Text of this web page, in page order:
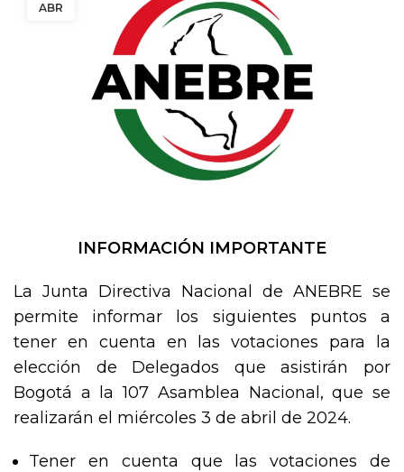
ABR
INFORMACIÓN IMPORTANTE
La Junta Directiva Nacional de ANEBRE se
permite informar los siguientes puntos a
tener en cuenta en las votaciones para la
elección de Delegados que asistirán por
Bogotá a la 107 Asamblea Nacional, que se
realizarán el miércoles 3 de abril de 2024.
Tener en cuenta que las votaciones de